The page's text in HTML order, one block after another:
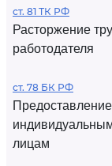
ст. 81 ТК РФ
Расторжение
работодателя
ст. 78 БК РФ
лицам